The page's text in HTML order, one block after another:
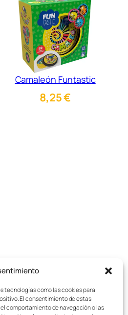
tecnologías como las cookies para
El consentimiento de estas
comportamiento de navegación o las
Camaleón Funtastic
8,25€
Aviso legal
Política de cookies
Política de privacidad